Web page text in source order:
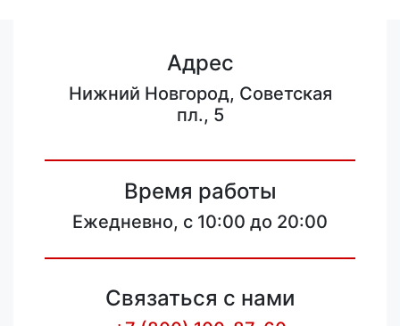
Адрес
Нижний Новгород, Советская
пл., 5
Время работы
Ежедневно, с 10:00 до 20:00
Связаться с нами